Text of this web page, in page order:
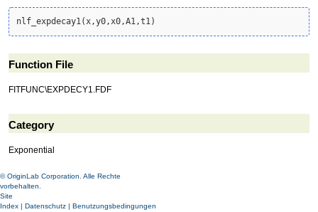
nlf_expdecay1 ( x,y0,x0,A1,t1 )
Function File
FITFUNC\EXPDECY1.FDF
Category
Exponential
© OriginLab Corporation. Alle Rechte
vorbehalten.
Site
Index
Datenschutz Benutzungsbedingungen